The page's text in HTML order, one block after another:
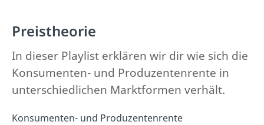
Preistheorie
In dieser Playlist erklären wir dir wie sich die
Konsumenten- und Produzentenrente in
unterschiedlichen Marktformen verhält.
Konsumenten- und Produzentenrente